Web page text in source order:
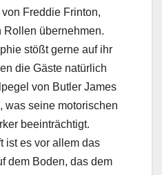
Freddie Frinton,
übernehmen.
stößt gerne auf ihr
die Gäste natürlich
von Butler James
was seine motorischen
beeinträchtigt.
ist es vor allem das
dem Boden, das dem